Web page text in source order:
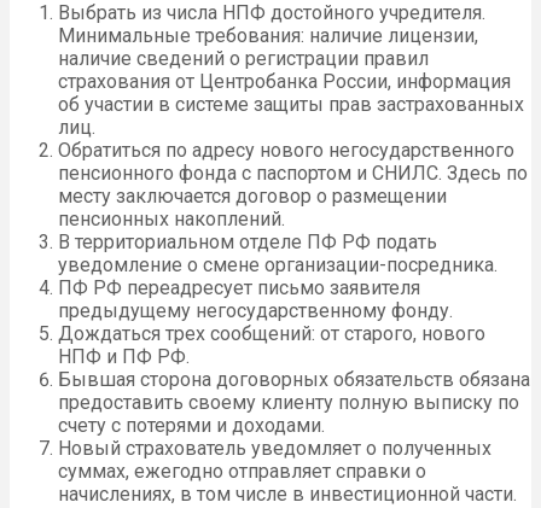
Выбрать из числа НПФ достойного учредителя.
Минимальные требования: наличие лицензии,
наличие сведений о регистрации правил
страхования от Центробанка России, информация
об участии в системе защиты прав застрахованных
лиц.
Обратиться по адресу нового негосударственного
пенсионного фонда с паспортом и СНИЛС. Здесь по
месту заключается договор о размещении
пенсионных накоплений.
В территориальном отделе ПФ РФ подать
уведомление о смене организации-посредника.
ПФ РФ переадресует письмо заявителя
предыдущему негосударственному фонду.
Дождаться трех сообщений: от старого, нового
НПФ и ПФ РФ.
Бывшая сторона договорных обязательств обязана
предоставить своему клиенту полную выписку по
счету с потерями и доходами.
Новый страхователь уведомляет о полученных
суммах, ежегодно отправляет справки о
начислениях, в том числе в инвестиционной части.